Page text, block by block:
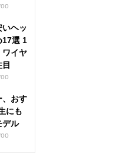
いヘッ
17選 1
ワイヤ
、おす
にも
デル